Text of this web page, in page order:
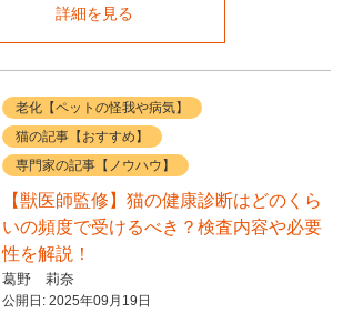
詳細を見る
老化【ペットの怪我や病気】
猫の記事【おすすめ】
専門家の記事【ノウハウ】
【獣医師監修】猫の健康診断はどのくら
いの頻度で受けるべき？検査内容や必要
性を解説！
葛野 莉奈
公開日: 2025年09月19日